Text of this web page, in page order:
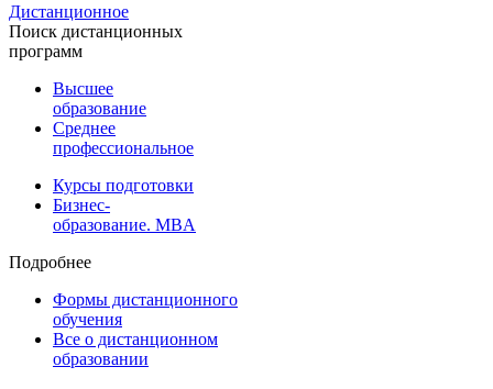
Дистанционное
Поиск дистанционных
программ
Высшее
образование
Среднее
профессиональное
Курсы подготовки
Бизнес-
образование. MBA
Подробнее
Формы дистанционного
обучения
Все о дистанционном
образовании